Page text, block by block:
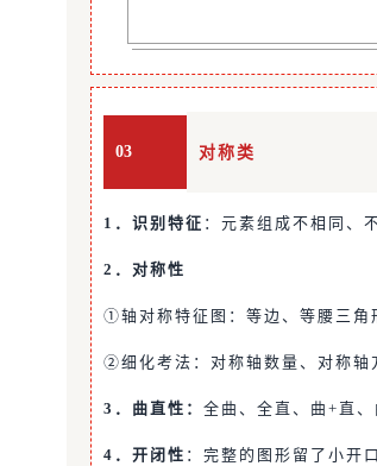
03 对称类
1．识别特征 ：元素组成不相同、
2．对称性
①轴对称特征图：等边、等腰三角
②细化考法：对称轴数量、对称轴
3．曲直性： 全曲、全直、曲+直、
4．开闭性 ：完整的图形留了小开